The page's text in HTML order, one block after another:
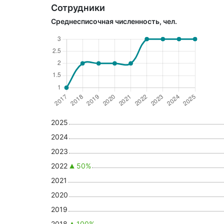
Сотрудники
Среднесписочная численность, чел.
2025
2024
2023
2022
50%
2021
2020
2019